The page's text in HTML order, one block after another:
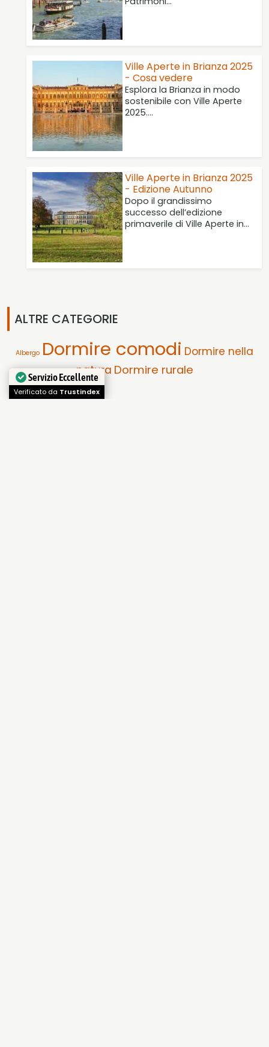
Ville Aperte in Brianza 2025
- Cosa vedere
Esplora la Brianza in modo
sostenibile con Ville Aperte
2025.…
Ville Aperte in Brianza 2025
- Edizione Autunno
Dopo il grandissimo
successo dell’edizione
primaverile di Ville Aperte in…
ALTRE CATEGORIE
Albergo Dormire comodi Dormire nella
natura Dormire rurale
Servizio Eccellente
Verificato da Trustindex